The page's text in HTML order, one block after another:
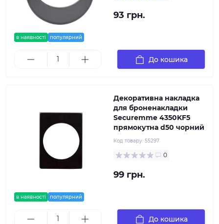
в наявності популярний
93 грн.
До кошика
в наявності популярний
Декоративна накладка
для броненакладки
Securemme 4350KF5
прямокутна d50 чорний
Код товару: 55297
0
99 грн.
До кошика